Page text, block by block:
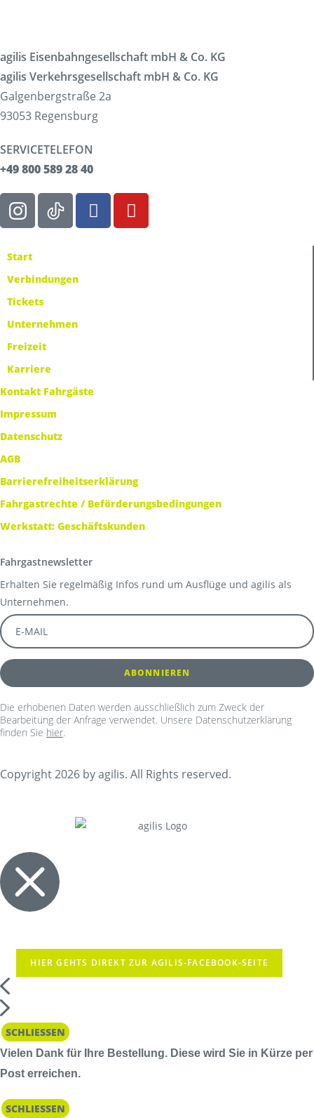
agilis Eisenbahngesellschaft mbH & Co. KG
agilis Verkehrsgesellschaft mbH & Co. KG
Galgenbergstraße 2a
93053 Regensburg
SERVICETELEFON
+49 800 589 28 40
Start
Verbindungen
Tickets
Unternehmen
Freizeit
Karriere
Kontakt Fahrgäste
Impressum
Datenschutz
AGB
Barrierefreiheitserklärung
Fahrgastrechte / Beförderungsbedingungen
Werkstatt: Geschäftskunden
Fahrgastnewsletter
Erhalten Sie regelmäßig Infos rund um Ausflüge und agilis als
Unternehmen.
Die erhobenen Daten werden ausschließlich zum Zweck der
Bearbeitung der Anfrage verwendet. Unsere Datenschutzerklärung
finden Sie hier.
Copyright 2026 by agilis. All Rights reserved.
HIER GEHTS DIREKT ZUR AGILIS-FACEBOOK-SEITE
SCHLIESSEN
Vielen Dank für Ihre Bestellung. Diese wird Sie in Kürze per
Post erreichen.
SCHLIESSEN